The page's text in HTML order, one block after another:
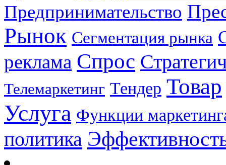
Предпринимательство
Рынок Сегментация рынка
реклама Спрос
Телемаркетинг Тендер Товар
Услуга Функции
политика